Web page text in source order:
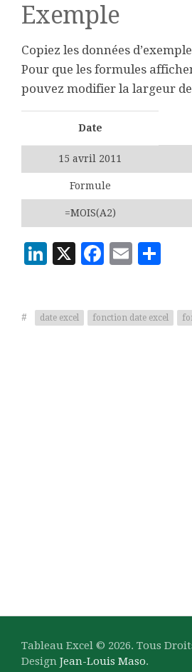
Exemple
Copiez les données
Pour que les formules
pouvez modifier la largeur
Date
15 avril 2011
Formule
=MOIS(A2)
LinkedIn
X Email
# date excel fonction date excel
Tableau Excel © 2026. Tous
Design Jean-Louis Maso.